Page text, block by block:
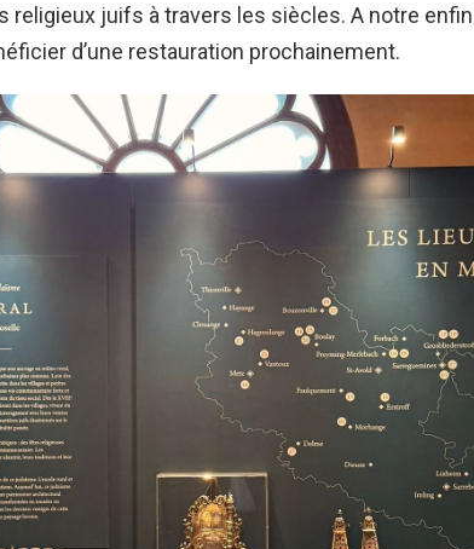
religieux juifs à travers les siècles. A notre enfin
d’une restauration prochainement.